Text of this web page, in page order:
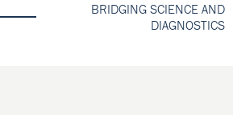
BRIDGING SCIENCE AND
DIAGNOSTICS